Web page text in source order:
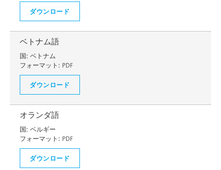
ダウンロード
ベトナム語
国: ベトナム
フォーマット: PDF
ダウンロード
オランダ語
国: ベルギー
フォーマット: PDF
ダウンロード